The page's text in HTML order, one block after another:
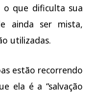
o que dificulta sua
ainda ser mista,
utilizadas.
estão recorrendo
ela é a “salvação